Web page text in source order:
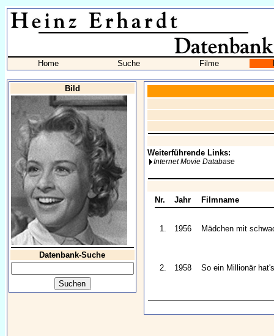
Home Suche Filme
Bild
Datenbank-Suche
Weiterführende Links:
Internet Movie Database
Nr. Jahr Filmname
1. 1956 Mädchen mit
2. 1958 So ein Millionär